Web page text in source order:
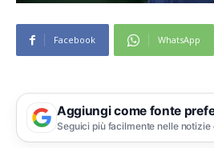
Facebook WhatsApp
Aggiungi come fonte
Seguici più facilmente nelle notizie